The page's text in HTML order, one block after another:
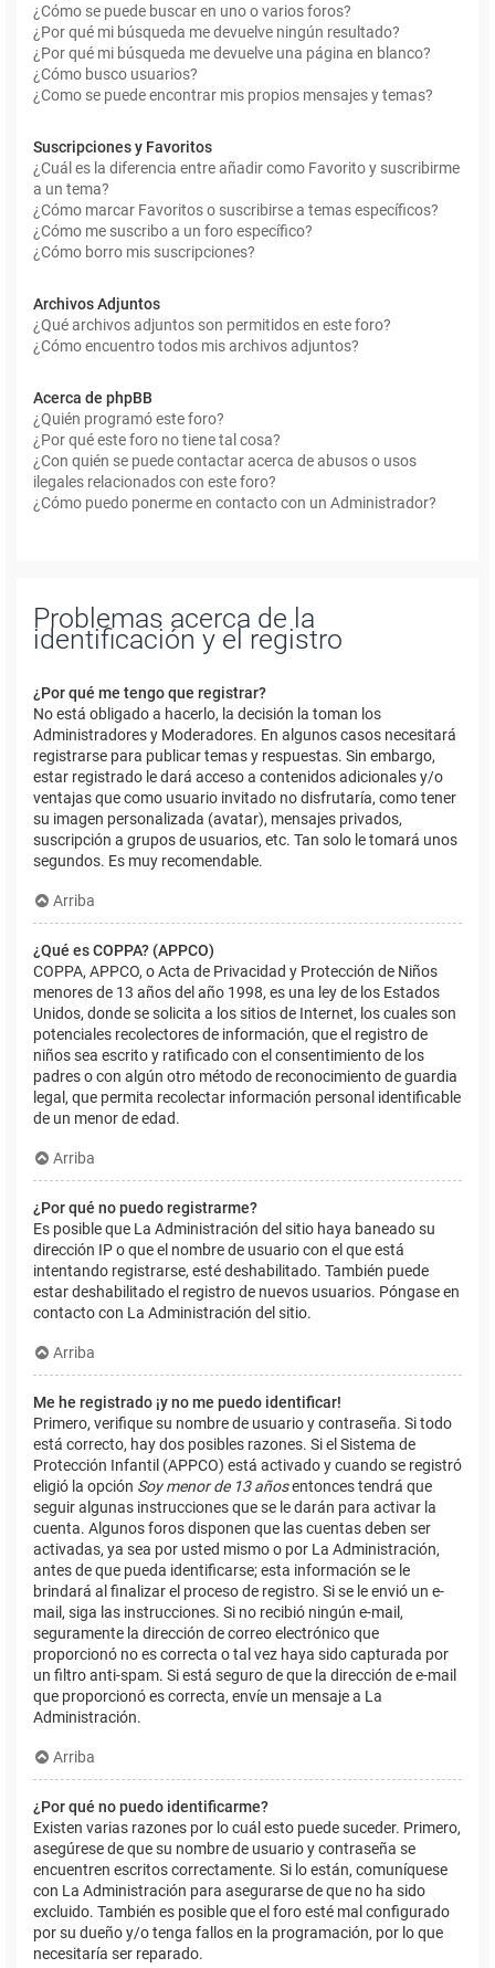
¿Cómo se puede buscar en uno o varios foros?
¿Por qué mi búsqueda me devuelve ningún resultado?
¿Por qué mi búsqueda me devuelve una página en blanco?
¿Cómo busco usuarios?
¿Como se puede encontrar mis propios mensajes y temas?
Suscripciones y Favoritos
¿Cuál es la diferencia entre añadir como Favorito y suscribirme
a un tema?
¿Cómo marcar Favoritos o suscribirse a temas específicos?
¿Cómo me suscribo a un foro específico?
¿Cómo borro mis suscripciones?
Archivos Adjuntos
¿Qué archivos adjuntos son permitidos en este foro?
¿Cómo encuentro todos mis archivos adjuntos?
Acerca de phpBB
¿Quién programó este foro?
¿Por qué este foro no tiene tal cosa?
¿Con quién se puede contactar acerca de abusos o usos
ilegales relacionados con este foro?
¿Cómo puedo ponerme en contacto con un Administrador?
Problemas acerca de la
identificación y el registro
¿Por qué me tengo que registrar?
No está obligado a hacerlo, la decisión la toman los
Administradores y Moderadores. En algunos casos necesitará
registrarse para publicar temas y respuestas. Sin embargo,
estar registrado le dará acceso a contenidos adicionales y/o
ventajas que como usuario invitado no disfrutaría, como tener
su imagen personalizada (avatar), mensajes privados,
suscripción a grupos de usuarios, etc. Tan solo le tomará unos
segundos. Es muy recomendable.
Arriba
¿Qué es COPPA? (APPCO)
COPPA, APPCO, o Acta de Privacidad y Protección de Niños
menores de 13 años del año 1998, es una ley de los Estados
Unidos, donde se solicita a los sitios de Internet, los cuales son
potenciales recolectores de información, que el registro de
niños sea escrito y ratificado con el consentimiento de los
padres o con algún otro método de reconocimiento de guardia
legal, que permita recolectar información personal identificable
de un menor de edad.
Arriba
¿Por qué no puedo registrarme?
Es posible que La Administración del sitio haya baneado su
dirección IP o que el nombre de usuario con el que está
intentando registrarse, esté deshabilitado. También puede
estar deshabilitado el registro de nuevos usuarios. Póngase en
contacto con La Administración del sitio.
Arriba
Me he registrado ¡y no me puedo identificar!
Primero, verifique su nombre de usuario y contraseña. Si todo
está correcto, hay dos posibles razones. Si el Sistema de
Protección Infantil (APPCO) está activado y cuando se registró
eligió la opción Soy menor de 13 añosentonces tendrá que
seguir algunas instrucciones que se le darán para activar la
cuenta. Algunos foros disponen que las cuentas deben ser
activadas, ya sea por usted mismo o por La Administración,
antes de que pueda identificarse; esta información se le
brindará al finalizar el proceso de registro. Si se le envió un e-
mail, siga las instrucciones. Si no recibió ningún e-mail,
seguramente la dirección de correo electrónico que
proporcionó no es correcta o tal vez haya sido capturada por
un filtro anti-spam. Si está seguro de que la dirección de e-mail
que proporcionó es correcta, envíe un mensaje a La
Administración.
Arriba
¿Por qué no puedo identificarme?
Existen varias razones por lo cuál esto puede suceder. Primero,
asegúrese de que su nombre de usuario y contraseña se
encuentren escritos correctamente. Si lo están, comuníquese
con La Administración para asegurarse de que no ha sido
excluido. También es posible que el foro esté mal configurado
por su dueño y/o tenga fallos en la programación, por lo que
necesitaría ser reparado.